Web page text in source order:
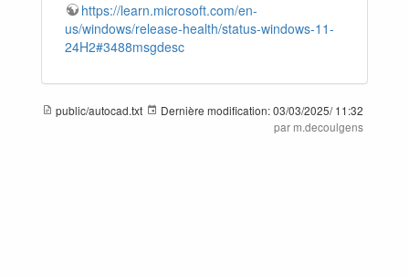
https://learn.microsoft.com/en-
us/windows/release-health/status-windows-11-
24H2#3488msgdesc
public/autocad.txt Dernière modification:03/03/2025/ 11:32
par m.decoulgens